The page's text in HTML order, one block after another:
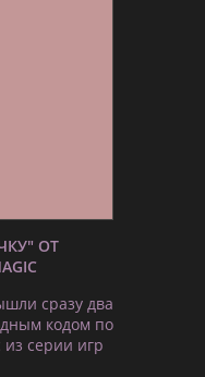
ОТ
сразу два
кодом по
серии игр